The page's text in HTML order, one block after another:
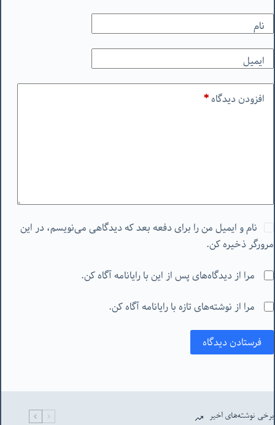
نام
ایمیل
افزودن دیدگاه*
نام و ایمیل من را برای دفعه بعد که دیدگاهی می‌نویسم، در این
مرورگر ذخیره کن.
مرا از دیدگاه‌های پس از این با رایانامه آگاه کن.
مرا از نوشته‌های تازه با رایانامه آگاه کن.
فرستادن دیدگاه
برخی نوشته‌های اخیر